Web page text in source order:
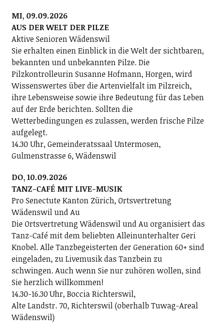
MI, 09.09.2026
AUS DER WELT DER PILZE
Aktive Senioren Wädenswil
Sie erhalten einen Einblick in die Welt der sichtbaren,
bekannten und unbekannten Pilze. Die
Pilzkontrolleurin Susanne Hofmann, Horgen, wird
Wissenswertes über die Artenvielfalt im Pilzreich,
ihre Lebensweise sowie ihre Bedeutung für das Leben
auf der Erde berichten. Sollten die
Wetterbedingungen es zulassen, werden frische Pilze
aufgelegt.
14.30 Uhr, Gemeinderatssaal Untermosen,
Gulmenstrasse 6, Wädenswil
DO, 10.09.2026
TANZ-CAFÉ MIT LIVE-MUSIK
Pro Senectute Kanton Zürich, Ortsvertretung
Wädenswil und Au
Die Ortsvertretung Wädenswil und Au organisiert das
Tanz-Café mit dem beliebten Alleinunterhalter Geri
Knobel. Alle Tanzbegeisterten der Generation 60+ sind
eingeladen, zu Livemusik das Tanzbein zu
schwingen. Auch wenn Sie nur zuhören wollen, sind
Sie herzlich willkommen!
14.30-16.30 Uhr, Boccia Richterswil,
Alte Landstr. 70, Richterswil (oberhalb Tuwag-Areal
Wädenswil)